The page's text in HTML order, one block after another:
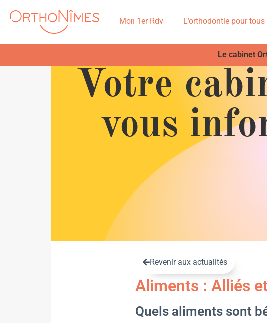
Mon 1er Rdv L’orthodontie pour tous
Le cabinet
Votre
vous
Revenir aux actualités
Aliments : Alliés
Quels aliments sont